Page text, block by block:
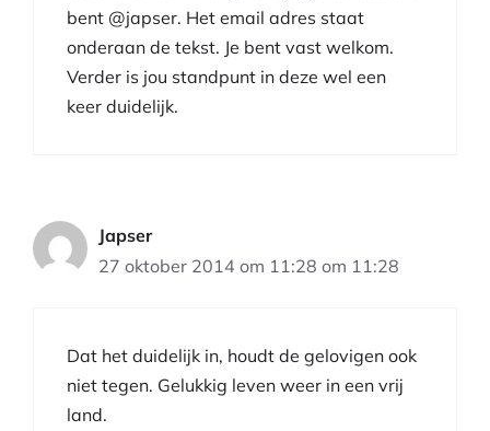
bent @japser. Het email adres staat
onderaan de tekst. Je bent vast welkom.
Verder is jou standpunt in deze wel een
keer duidelijk.
Japser
27 oktober 2014 om 11:28 om 11:28
Dat het duidelijk in, houdt de gelovigen ook
niet tegen. Gelukkig leven weer in een vrij
land.